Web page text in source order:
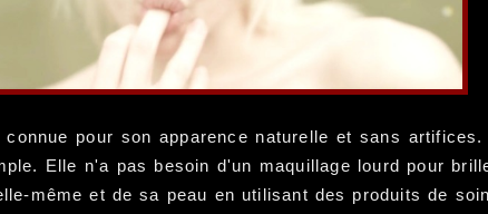
pour son apparence naturelle et sans
Elle n'a pas besoin d'un maquillage lourd pour
même et de sa peau en utilisant des produits de